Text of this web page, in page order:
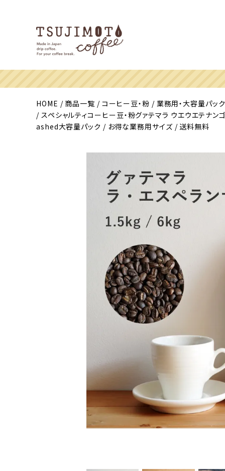
HOME 商品一覧 コーヒー豆・粉
業務用・大容量パック
スペシャルティコーヒー豆・粉グァテマラ ウエウエテ
ashed大容量パック / お得な業務用サイズ / 送料無料